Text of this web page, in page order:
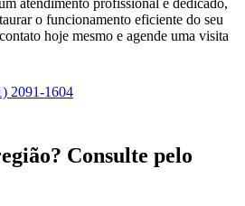
atendimento profissional e dedicado,
o funcionamento eficiente do seu
hoje mesmo e agende uma visita
2091-1604
Consulte pelo